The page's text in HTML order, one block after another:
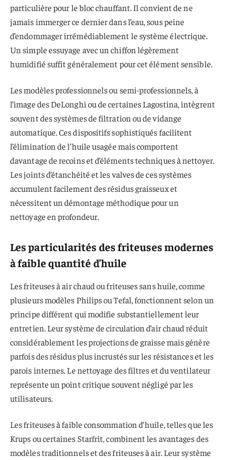
particulière pour le bloc chauffant. Il convient de ne
jamais immerger ce dernier dans l’eau, sous peine
d’endommager irrémédiablement le système électrique.
Un simple essuyage avec un chiffon légèrement
humidifié suffit généralement pour cet élément sensible.
Les modèles professionnels ou semi-professionnels, à
l’image des DeLonghi ou de certaines Lagostina, intègrent
souvent des systèmes de filtration ou de vidange
automatique. Ces dispositifs sophistiqués facilitent
l’élimination de l’huile usagée mais comportent
davantage de recoins et d’éléments techniques à nettoyer.
Les joints d’étanchéité et les valves de ces systèmes
accumulent facilement des résidus graisseux et
nécessitent un démontage méthodique pour un
nettoyage en profondeur.
Les particularités des friteuses modernes
à faible quantité d’huile
Les friteuses à air chaud ou friteuses sans huile, comme
plusieurs modèles Philips ou Tefal, fonctionnent selon un
principe différent qui modifie substantiellement leur
entretien. Leur système de circulation d’air chaud réduit
considérablement les projections de graisse mais génère
parfois des résidus plus incrustés sur les résistances et les
parois internes. Le nettoyage des filtres et du ventilateur
représente un point critique souvent négligé par les
utilisateurs.
Les friteuses à faible consommation d’huile, telles que les
Krups ou certaines Starfrit, combinent les avantages des
modèles traditionnels et des friteuses à air. Leur système